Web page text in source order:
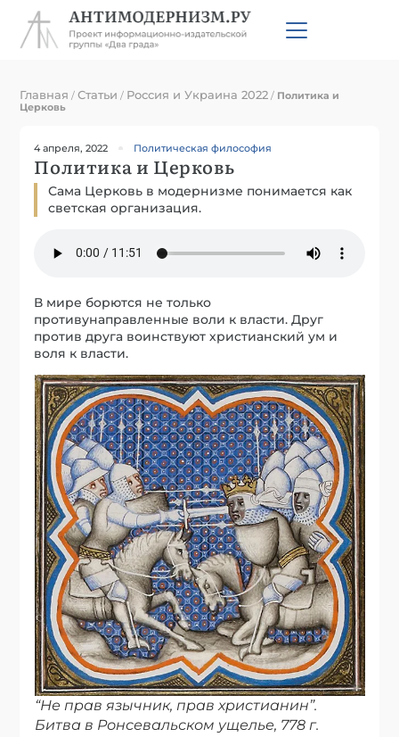
Главная /Статьи / Россия и Украина 2022 / Политика и
Церковь
4 апреля, 2022 Политическая философия
Политика и Церковь
Сама Церковь в модернизме понимается как
светская организация.
В мире борются не только
противунаправленные воли к власти. Друг
против друга воинствуют христианский ум и
воля к власти.
“Не прав язычник, прав христианин”.
Битва в Ронсевальском ущелье, 778 г.